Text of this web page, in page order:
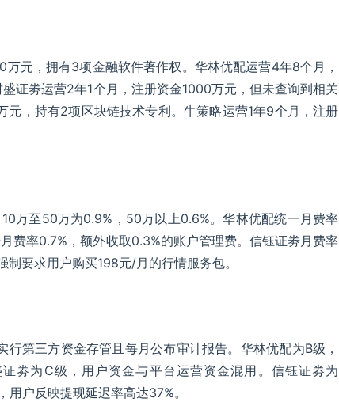
元，拥有3项金融软件著作权。华林优配运营4年8个月，
证劵运营2年1个月，注册资金1000万元，但未查询到相关
，持有2项区块链技术专利。牛策略运营1年9个月，注册
万至50万为0.9%，50万以上0.6%。华林优配统一月费率
费率0.7%，额外收取0.3%的账户管理费。信钰证劵月费率
要求用户购买198元/月的行情服务包。
第三方资金存管且每月公布审计报告。华林优配为B级，
劵为C级，用户资金与平台运营资金混用。信钰证劵为
户反映提现延迟率高达37%。